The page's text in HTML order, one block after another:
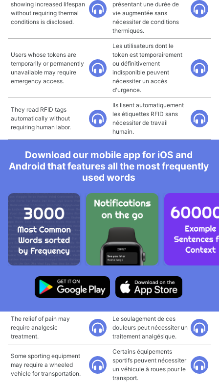
showing increased lifespan
without requiring thermal
conditions is disclosed.
présentant une durée de
vie augmentée sans
nécessiter de conditions
thermiques.
Users whose tokens are
temporarily or permanently
unavailable may require
emergency access.
Les utilisateurs dont le
token est temporairement
ou définitivement
indisponible peuvent
nécessiter un accès
d'urgence.
They read RFID tags
automatically without
requiring human labor.
Ils lisent automatiquement
les étiquettes RFID sans
nécessiter de travail
humain.
Download our mobile app for iOS and
Android that features all the most frequently
used words
The relief of pain may
require analgesic
treatment.
Le soulagement de ces
douleurs peut nécessiter un
traitement analgésique.
Some sporting equipment
may require a wheeled
vehicle for transportation.
Certains équipements
sportifs peuvent nécessiter
un véhicule à roues pour le
transport.